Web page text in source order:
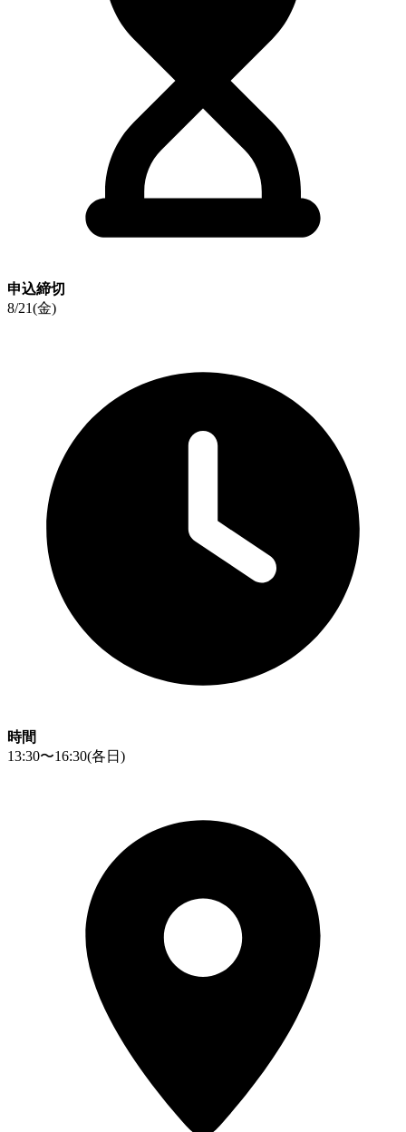
申込締切
8/21(金)
時間
13:30〜16:30(各日)